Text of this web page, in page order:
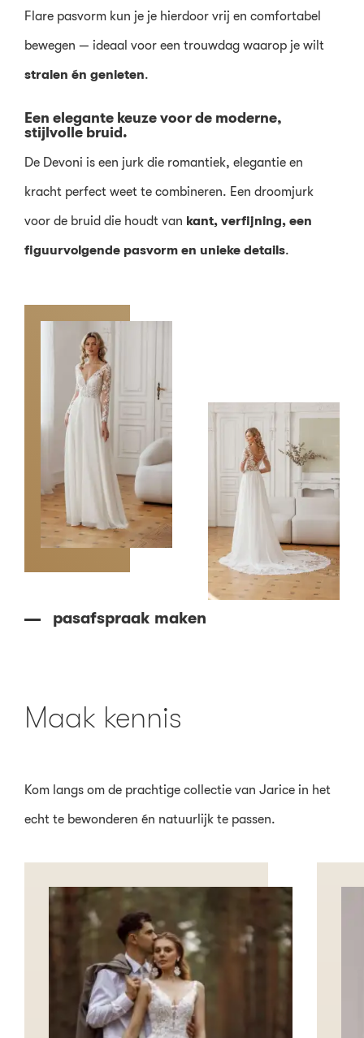
Flare pasvorm kun je je hierdoor vrij en comfortabel
bewegen — ideaal voor een trouwdag waarop je wilt
stralen én genieten.
Een elegante keuze voor de moderne,
stijlvolle bruid.
De Devoni is een jurk die romantiek, elegantie en
kracht perfect weet te combineren. Een droomjurk
voor de bruid die houdt van kant, verfijning, een
figuurvolgende pasvorm en unieke details.
pasafspraak maken
Maak kennis
Kom langs om de prachtige collectie van Jarice in het
echt te bewonderen én natuurlijk te passen.